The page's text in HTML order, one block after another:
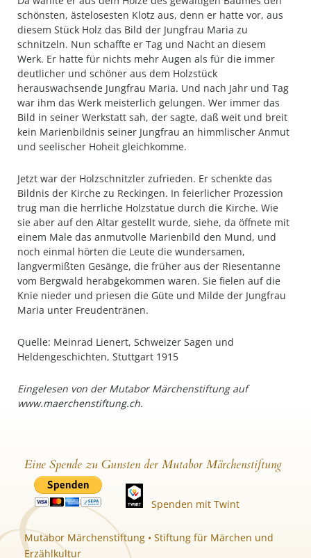
schönsten, ästelosesten Klotz aus, denn er hatte vor, aus
diesem Stück Holz das Bild der Jungfrau Maria zu
schnitzeln. Nun schaffte er Tag und Nacht an diesem
Werk. Er hatte für nichts mehr Augen als für die immer
deutlicher und schöner aus dem Holzstück
herauswachsende Jungfrau Maria. Und nach Jahr und Tag
war ihm das Werk meisterlich gelungen. Wer immer das
Bild in seiner Werkstatt sah, der sagte, daß weit und breit
kein Marienbildnis seiner Jungfrau an himmlischer Anmut
und seelischer Hoheit gleichkomme.
Jetzt war der Holzschnitzler zufrieden. Er schenkte das
Bildnis der Kirche zu Reckingen. In feierlicher Prozession
trug man die herrliche Holzstatue durch die Kirche. Wie
sie aber auf den Altar gestellt wurde, siehe, da öffnete mit
einem Male das anmutvolle Marienbild den Mund, und
noch einmal hörten die Leute die wundersamen,
langvermißten Gesänge, die früher aus der Riesentanne
vom Bergwald herabgekommen waren. Sie fielen auf die
Knie nieder und priesen die Güte und Milde der Jungfrau
Maria unter Freudentränen.
Quelle: Meinrad Lienert, Schweizer Sagen und
Heldengeschichten, Stuttgart 1915
Eingelesen von der Mutabor Märchenstiftung auf
www.maerchenstiftung.ch.
Eine Spende zu Gunsten der Mutabor Märchenstiftung
Spenden mit Twint
Mutabor Märchenstiftung • Stiftung für Märchen und
Erzählkultur